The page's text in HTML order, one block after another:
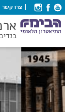
צרו קשר